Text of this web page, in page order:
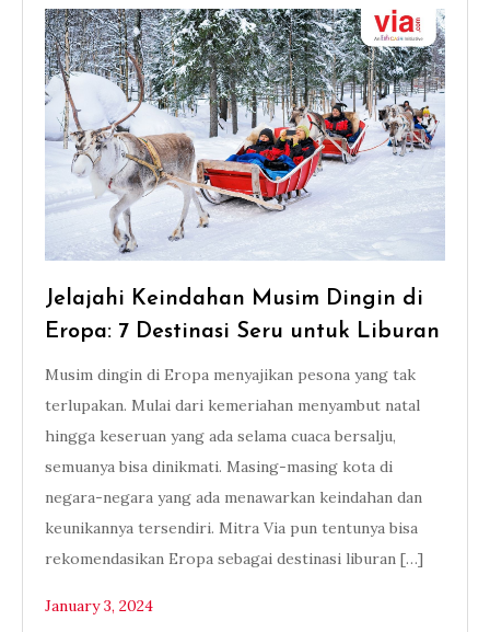
Jelajahi Keindahan Musim Dingin di
Eropa: 7 Destinasi Seru untuk Liburan
Musim dingin di Eropa menyajikan pesona yang tak
terlupakan. Mulai dari kemeriahan menyambut natal
hingga keseruan yang ada selama cuaca bersalju,
semuanya bisa dinikmati. Masing-masing kota di
negara-negara yang ada menawarkan keindahan dan
keunikannya tersendiri. Mitra Via pun tentunya bisa
rekomendasikan Eropa sebagai destinasi liburan […]
January 3, 2024